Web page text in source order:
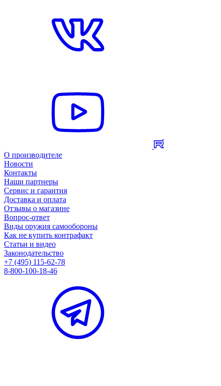
О производителе
Новости
Контакты
Наши партнеры
Сервис и гарантия
Доставка и оплата
Отзывы о магазине
Вопрос-ответ
Виды оружия самообороны
Как не купить контрафакт
Статьи и видео
Законодательство
+7 (495) 115-62-78
8-800-100-18-46